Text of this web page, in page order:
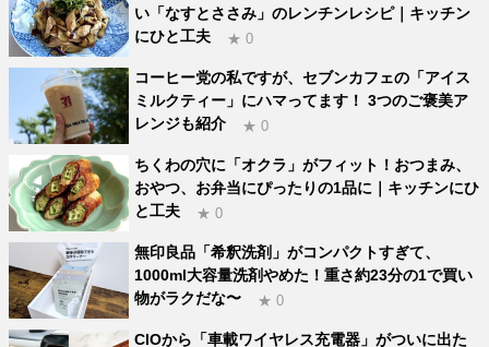
い「なすとささみ」のレンチンレシピ｜キッチン
にひと工夫
★ 0
コーヒー党の私ですが、セブンカフェの「アイス
ミルクティー」にハマってます！ 3つのご褒美ア
レンジも紹介
★ 0
ちくわの穴に「オクラ」がフィット！おつまみ、
おやつ、お弁当にぴったりの1品に｜キッチンにひ
と工夫
★ 0
無印良品「希釈洗剤」がコンパクトすぎて、
1000ml大容量洗剤やめた！重さ約23分の1で買い
物がラクだな〜
★ 0
CIOから「車載ワイヤレス充電器」がついに出た